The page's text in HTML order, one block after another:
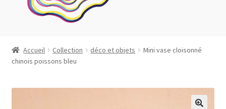
Boutique
Affiches
Accueil Collection déco et objets
Mini vase cloisonné
chinois poissons bleu